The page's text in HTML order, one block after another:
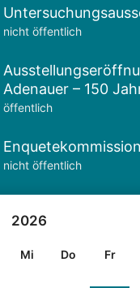
nicht öffentlich
Adenauer – 150
öffentlich
nicht öffentlich
2026
Mi Do Fr